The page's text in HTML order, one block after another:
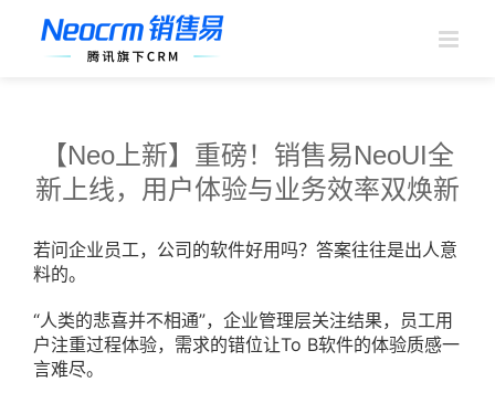
【Neo上新】重磅！销售易NeoUI全
新上线，用户体验与业务效率双焕新
若问企业员工，公司的软件好用吗？答案往往是出人意
料的。
“人类的悲喜并不相通”，企业管理层关注结果，员工用
户注重过程体验，需求的错位让To B软件的体验质感一
言难尽。